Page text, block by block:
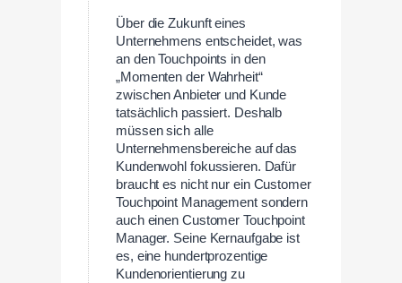
Über die Zukunft eines
Unternehmens entscheidet, was
an den Touchpoints in den
„Momenten der Wahrheit“
zwischen Anbieter und Kunde
tatsächlich passiert. Deshalb
müssen sich alle
Unternehmensbereiche auf das
Kundenwohl fokussieren. Dafür
braucht es nicht nur ein Customer
Touchpoint Management sondern
auch einen Customer Touchpoint
Manager. Seine Kernaufgabe ist
es, eine hundertprozentige
Kundenorientierung zu